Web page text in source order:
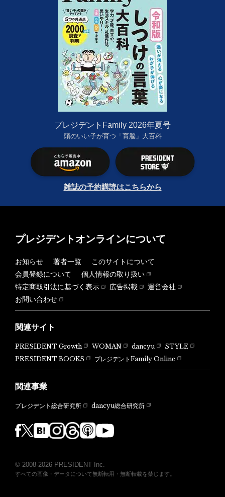
プレジデントFamily 2026年夏号
頭のいい子が育つ「育脳」大百科
雑誌の予約購読はこちらから
プレジデントオンラインについて
お知らせ 著者一覧
このサイトについて
会員登録について
個人情報の取り扱い
特定商取引法に基づく表示
広告掲載
運営会社
お問い合わせ
関連サイト
PRESIDENT Growth WOMAN dancyu
STYLE
PRESIDENT BOOKS
プレジデントFamily Online
関連事業
プレジデント総合研究所 dancyu総合研究所
© 2008-2026 PRESIDENT Inc.
すべての画像・データについて無断転用・無断転載を禁じます。